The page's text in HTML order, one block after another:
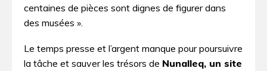
centaines de pièces sont dignes de figurer dans
des musées ».
Le temps presse et l’argent manque pour poursuivre
la tâche et sauver les trésors de Nunalleq, un site